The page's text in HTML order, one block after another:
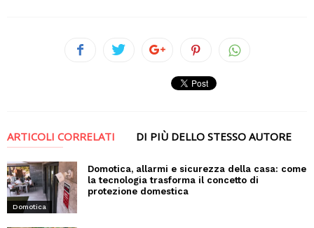
ARTICOLI CORRELATI DI PIÙ DELLO STESSO AUTORE
Domotica
Domotica, allarmi e sicurezza della casa: come
la tecnologia trasforma il concetto di
protezione domestica